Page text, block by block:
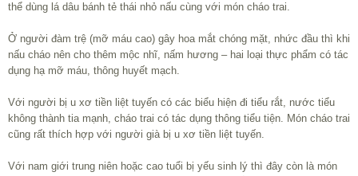
thể dùng lá dâu bánh tẻ thái nhỏ nấu cùng với món cháo trai.
Ở người đàm trệ (mỡ máu cao) gây hoa mắt chóng mặt, nhức đầu thì khi
nấu cháo nên cho thêm mộc nhĩ, nấm hương – hai loại thực phẩm có tác
dụng hạ mỡ máu, thông huyết mạch.
Với người bị u xơ tiền liệt tuyến có các biểu hiện đi tiểu rắt, nước tiểu
không thành tia mạnh, cháo trai có tác dụng thông tiểu tiện. Món cháo trai
cũng rất thích hợp với người già bị u xơ tiền liệt tuyến.
Với nam giới trung niên hoặc cao tuổi bị yếu sinh lý thì đây còn là món